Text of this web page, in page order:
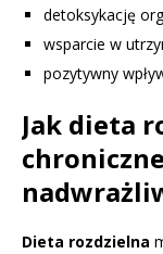
detoksykację
wsparcie w
pozytywny
Jak dieta
Dieta rozdzielna